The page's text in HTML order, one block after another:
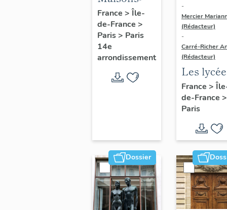
immeubles
France > Île-
de-France >
Paris> Paris
14e
arrondissement
-
Mercier
(Rédacteur)
-
Carré-Richer
(Rédacteur)
Les
Jean-
Dondel
Roger
Dhuit
France >
de-France >
Paris
Dossier